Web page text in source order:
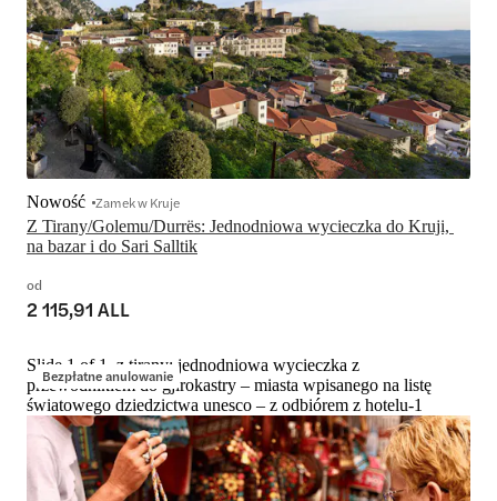
Z Tirany/Golemu/Durrës: Jednodniowa wycieczka do Kruji,
na bazar i do Sari Salltik
Nowość Zamek w Kruje
od
2 115,91 ALL
Bezpłatne anulowanie
Slide 1 of 1, z tirany: jednodniowa wycieczka z
przewodnikiem do gjirokastry – miasta wpisanego na listę
światowego dziedzictwa unesco – z odbiórem z hotelu-1